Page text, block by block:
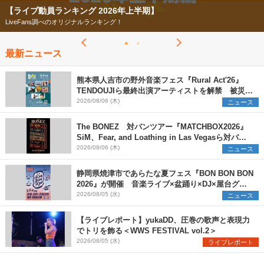
【ライブ動員ランキング 2026年上半期】
LiveFans調べのオリジナルランキング！
最新ニュース
熊本県人吉市の野外音楽フェス『Rural Act'26』
TENDOUJIら最終出演アーティストを解禁 被災地
支援プロジェクトの始動も発表
2026/08/06 (木) ニュース
The BONEZ 対バンツアー『MATCHBOX2026』
SiM、Fear, and Loathing in Las Vegasら対バン
アーティストを一斉解禁
2026/08/06 (木) ニュース
静岡県焼津市であらたな夏フェス『BON BON BON
2026』が開催 音楽ライブ×盆踊り×DJ×屋台グル
メ×ランタンナイトで彩る2日間
2026/08/05 (水) ニュース
【ライブレポート】yukaDD、圧巻の歌声と表現力
でトリを飾る＜WWS FESTIVAL vol.2＞
2026/08/05 (水) ライブレポート